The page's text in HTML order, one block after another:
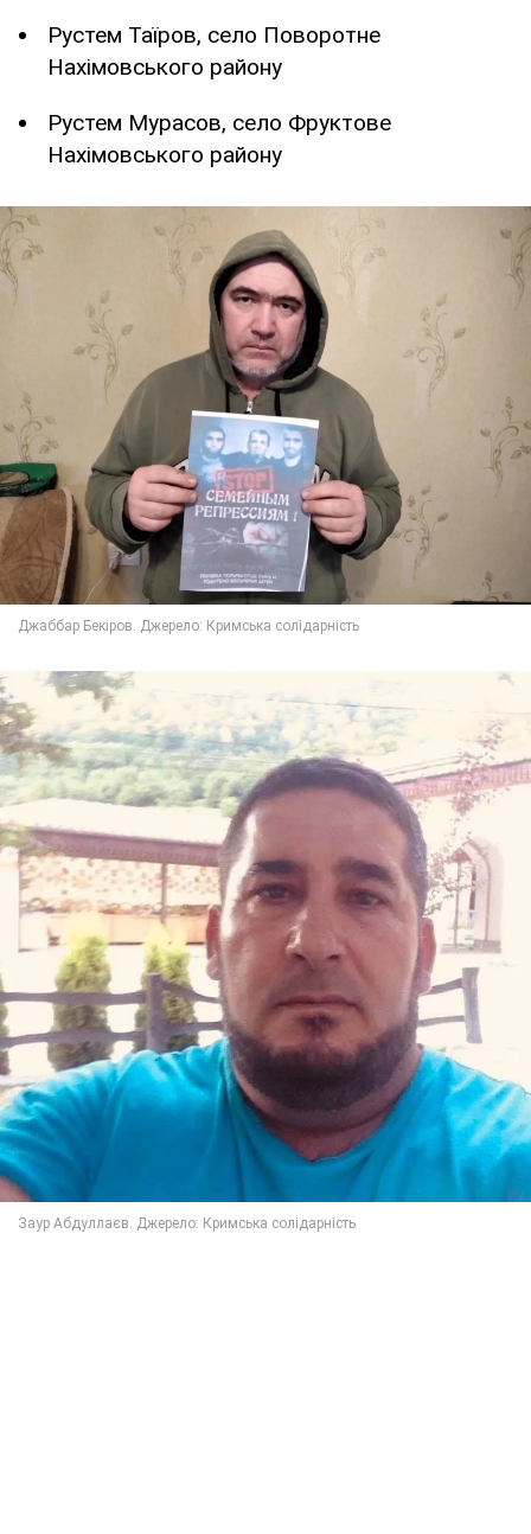
Рустем Таїров, село Поворотне
Нахімовського району
Рустем Мурасов, село Фруктове
Нахімовського району